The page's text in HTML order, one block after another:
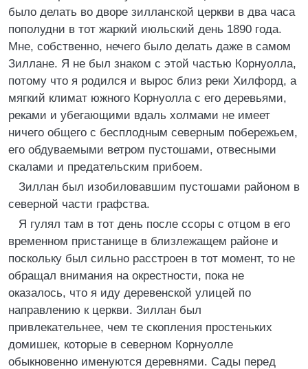
было делать во дворе зилланской церкви в два часа
пополудни в тот жаркий июльский день 1890 года.
Мне, собственно, нечего было делать даже в самом
Зиллане. Я не был знаком с этой частью Корнуолла,
потому что я родился и вырос близ реки Хилфорд, а
мягкий климат южного Корнуолла с его деревьями,
реками и убегающими вдаль холмами не имеет
ничего общего с бесплодным северным побережьем,
его обдуваемыми ветром пустошами, отвесными
скалами и предательским прибоем.
Зиллан был изобиловавшим пустошами районом в
северной части графства.
Я гулял там в тот день после ссоры с отцом в его
временном пристанище в близлежащем районе и
поскольку был сильно расстроен в тот момент, то не
обращал внимания на окрестности, пока не
оказалось, что я иду деревенской улицей по
направлению к церкви. Зиллан был
привлекательнее, чем те скопления простеньких
домишек, которые в северном Корнуолле
обыкновенно именуются деревнями. Сады перед